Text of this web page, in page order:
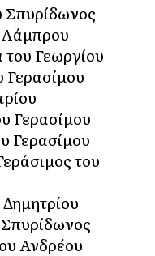
Σπυρίδωνος
Λάμπρου
Γεωργίου
Γερασίμου
Γερασίμου
Γερασίμου
του
Ανδρέου